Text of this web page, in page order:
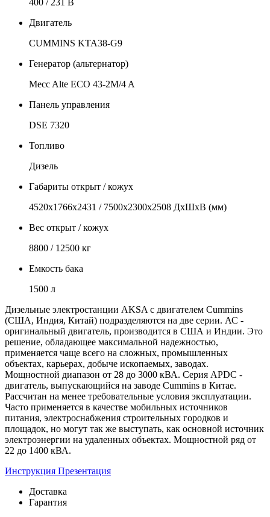
400 / 231 В
Двигатель
CUMMINS KTA38-G9
Генератор (альтернатор)
Mecc Alte ECO 43-2M/4 A
Панель управления
DSE 7320
Топливо
Дизель
Габариты открыт / кожух
4520х1766х2431 / 7500х2300х2508 ДхШхВ (мм)
Вес открыт / кожух
8800 / 12500 кг
Емкость бака
1500 л
Дизельные электростанции AKSA с двигателем Cummins
(США, Индия, Китай) подразделяются на две серии. АС -
оригинальный двигатель, производится в США и Индии. Это
решение, обладающее максимальной надежностью,
применяется чаще всего на сложных, промышленных
объектах, карьерах, добыче ископаемых, заводах.
Мощностной диапазон от 28 до 3000 кВА. Серия APDС -
двигатель, выпускающийся на заводе Cummins в Китае.
Рассчитан на менее требовательные условия эксплуатации.
Часто применяется в качестве мобильных источников
питания, электроснабжения строительных городков и
площадок, но могут так же выступать, как основной источник
электроэнергии на удаленных объектах. Мощностной ряд от
22 до 1400 кВА.
Инструкция Презентация
Доставка
Гарантия